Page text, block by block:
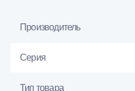
Производитель
Серия
Тип товара